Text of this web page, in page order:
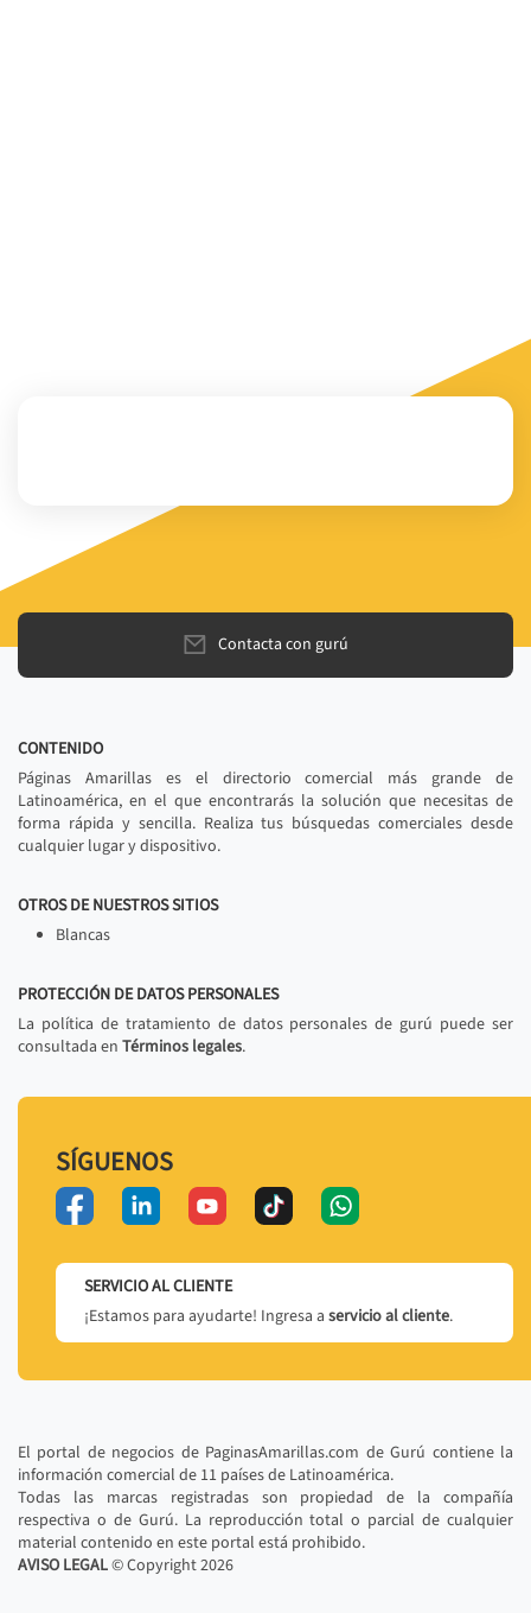
Contacta con gurú
CONTENIDO
Páginas Amarillas es el directorio comercial más grande de
Latinoamérica, en el que encontrarás la solución que necesitas de
forma rápida y sencilla. Realiza tus búsquedas comerciales desde
cualquier lugar y dispositivo.
OTROS DE NUESTROS SITIOS
Blancas
PROTECCIÓN DE DATOS PERSONALES
La política de tratamiento de datos personales de gurú puede ser
consultada en Términos legales.
SÍGUENOS
SERVICIO AL CLIENTE
¡Estamos para ayudarte! Ingresa a servicio al cliente.
El portal de negocios de PaginasAmarillas.com de Gurú contiene la
información comercial de 11 países de Latinoamérica.
Todas las marcas registradas son propiedad de la compañía
respectiva o de Gurú. La reproducción total o parcial de cualquier
material contenido en este portal está prohibido.
AVISO LEGAL© Copyright2026